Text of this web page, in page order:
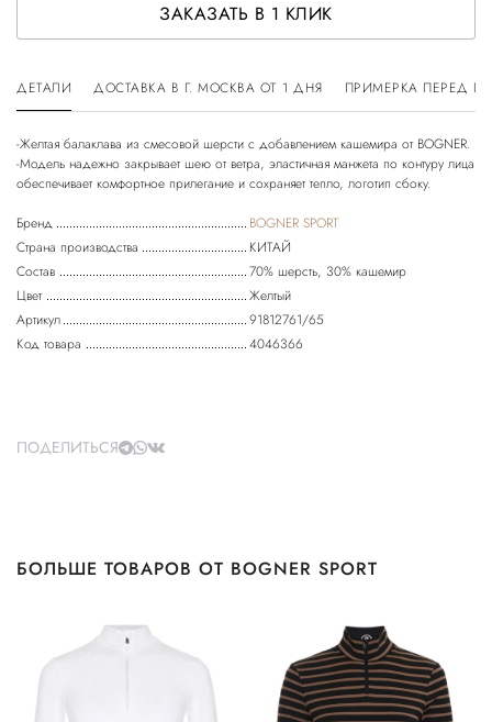
ЗАКАЗАТЬ В 1 КЛИК
ДЕТАЛИ ДОСТАВКА В Г. МОСКВА ОТ 1 ДНЯ ПРИМЕРКА ПЕРЕД
-Желтая балаклава из смесовой шерсти с добавлением кашемира от BOGNER.
-Модель надежно закрывает шею от ветра, эластичная манжета по контуру лица
Бренд
BOGNER SPORT
Страна производства
КИТАЙ
Состав
70% шерсть, 30% кашемир
Цвет
Желтый
Артикул
91812761/65
Код товара
4046366
ПОДЕЛИТЬСЯ
БОЛЬШЕ ТОВАРОВ ОТ BOGNER SPORT